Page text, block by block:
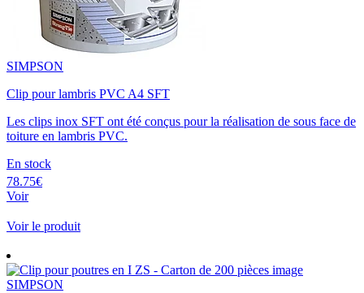
SIMPSON
Clip pour lambris PVC A4 SFT
Les clips inox SFT ont été conçus pour la réalisation de sous face de
toiture en lambris PVC.
En stock
78.75€
Voir
Voir le produit
SIMPSON